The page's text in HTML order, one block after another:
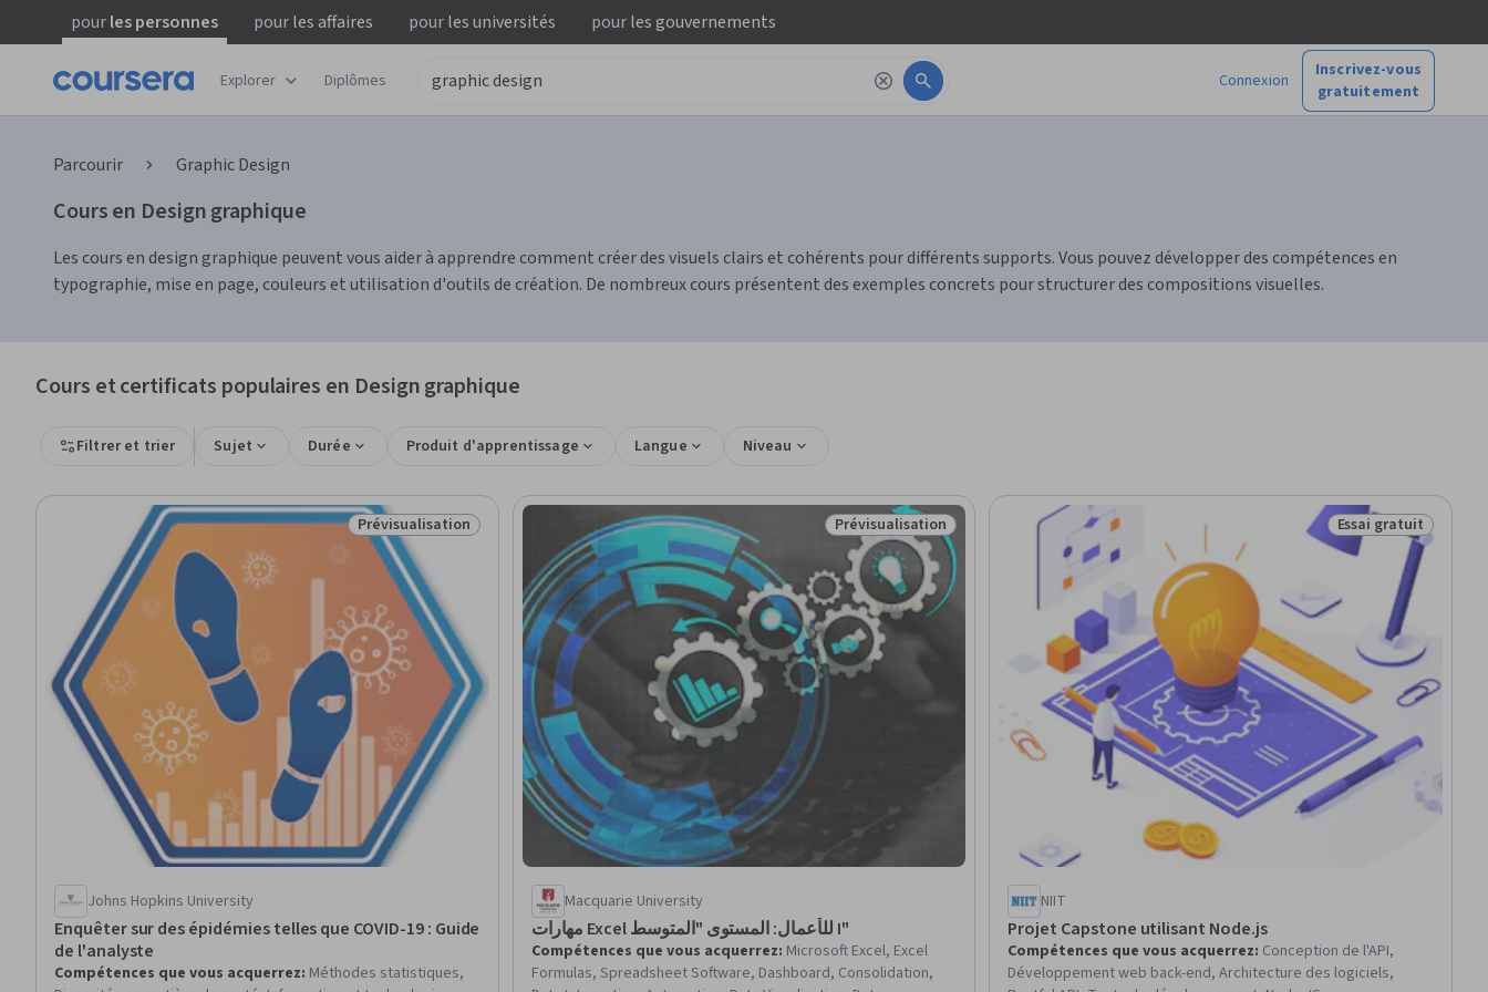
pourles personnes pourles affaires pourles universités pourles gouvernements
Explorer Diplômes Connexion
Inscrivez-vous
gratuitement
Parcourir Graphic Design
Cours en Design graphique
Les cours en design graphique peuvent vous aider à apprendre comment créer des visuels clairs et cohérents pour différents supports. Vous pouvez développer des compétences en
typographie, mise en page, couleurs et utilisation d'outils de création. De nombreux cours présentent des exemples concrets pour structurer des compositions visuelles.
Cours et certificats populaires en Design graphique
Filtrer et trier Sujet Durée Produit d'apprentissage Langue Niveau
Statut : Prévisualisation
Prévisualisation
Johns Hopkins University
Enquêter sur des épidémies telles que COVID-19 : Guide
de l'analyste
Compétences que vous acquerrez: Méthodes statistiques,
Statut : Prévisualisation
Prévisualisation
Macquarie University
مهارات Excel للأعمال: المستوى "المتوسط I"
Compétences que vous acquerrez: Microsoft Excel, Excel
Formulas, Spreadsheet Software, Dashboard, Consolidation,
Statut : Essai
Essai gratuit
NIIT
Projet Capstone utilisant Node.js
Compétences que vous acquerrez: Conception de l'API,
Développement web back-end, Architecture des logiciels,